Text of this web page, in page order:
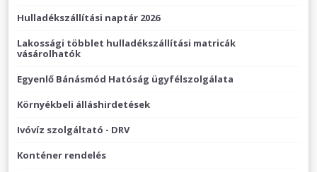
Hulladékszállítási naptár 2026
Lakossági többlet hulladékszállítási matricák
vásárolhatók
Egyenlő Bánásmód Hatóság ügyfélszolgálata
Környékbeli álláshirdetések
Ivóvíz szolgáltató - DRV
Konténer rendelés